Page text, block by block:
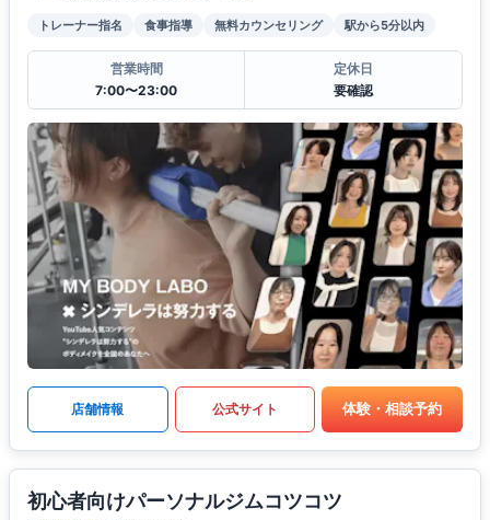
トレーナー指名 食事指導 無料カウンセリング 駅から5分以内
営業時間
7:00〜23:00
定休日
要確認
店舗情報 公式サイト 体験・相談予約
初心者向けパーソナルジムコツコツ